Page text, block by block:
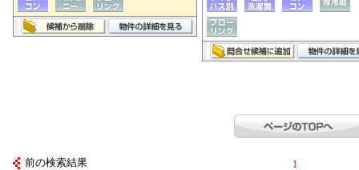
前の検索結果 1